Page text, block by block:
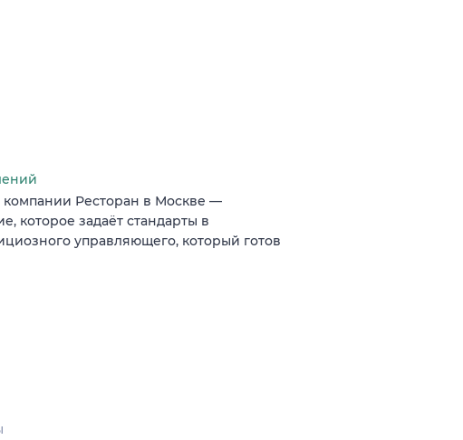
Ресторан в Москве —
которое задаёт стандарты в
управляющего, который готов